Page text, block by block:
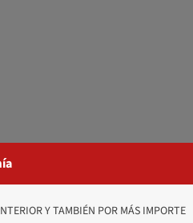
Y TAMBIÉN POR MÁS IMPORTE